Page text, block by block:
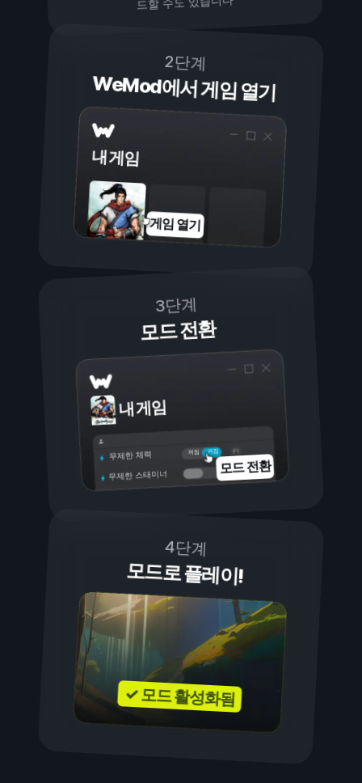
2단계
WeMod에서 게임 열기
내 게임
게임 열기
3단계
모드 전환
내 게임
켜짐
꺼짐
무제한 체력
무제한 스태미너 모드 전환
4단계
모드로 플레이!
✓ 모드 활성화됨